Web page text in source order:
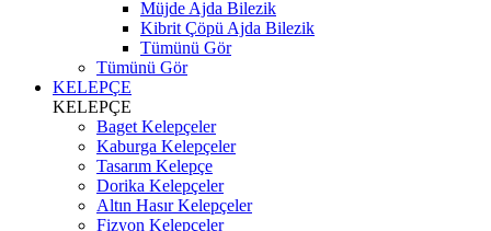
Müjde Ajda Bilezik
Kibrit Çöpü Ajda Bilezik
Tümünü Gör
Tümünü Gör
KELEPÇE
KELEPÇE
Baget Kelepçeler
Kaburga Kelepçeler
Tasarım Kelepçe
Dorika Kelepçeler
Altın Hasır Kelepçeler
Fizyon Kelepçeler